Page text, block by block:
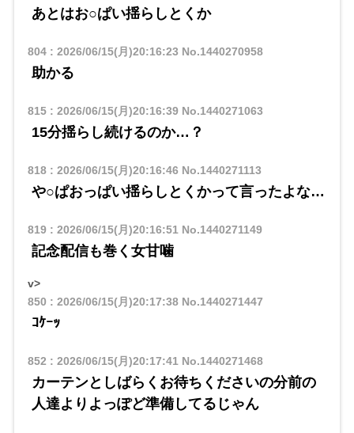
あとはお○ぱい揺らしとくか
804: 2026/06/15(月)20:16:23 No.1440270958
助かる
815: 2026/06/15(月)20:16:39No.1440271063
15分揺らし続けるのか…？
818: 2026/06/15(月)20:16:46 No.1440271113
や○ぱおっぱい揺らしとくかって言ったよな…
819: 2026/06/15(月)20:16:51No.1440271149
記念配信も巻く女甘噛
v>
850 : 2026/06/15(月)20:17:38No.1440271447
ｺｹｰｯ
852 : 2026/06/15(月)20:17:41 No.1440271468
カーテンとしばらくお待ちくださいの分前の
人達よりよっぽど準備してるじゃん